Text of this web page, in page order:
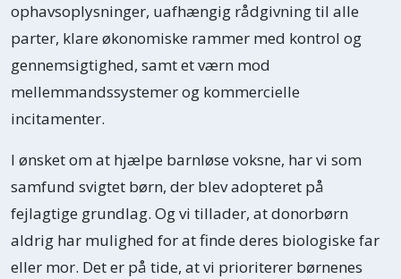
ophavsoplysninger, uafhængig rådgivning til alle
parter, klare økonomiske rammer med kontrol og
gennemsigtighed, samt et værn mod
mellemmandssystemer og kommercielle
incitamenter.
I ønsket om at hjælpe barnløse voksne, har vi som
samfund svigtet børn, der blev adopteret på
fejlagtige grundlag. Og vi tillader, at donorbørn
aldrig har mulighed for at finde deres biologiske far
eller mor. Det er på tide, at vi prioriterer børnenes